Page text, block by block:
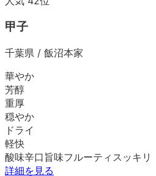
甲子
千葉県 / 飯沼本家
華やか
芳醇
重厚
穏やか
ドライ
軽快
酸味辛口 旨味フルーティ スッキリ
詳細を見る